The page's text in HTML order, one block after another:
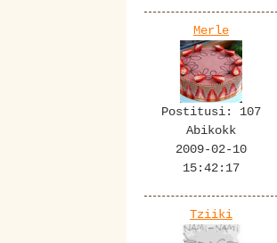
Merle
Postitusi: 107
Abikokk
2009-02-10
15:42:17
Tziiki